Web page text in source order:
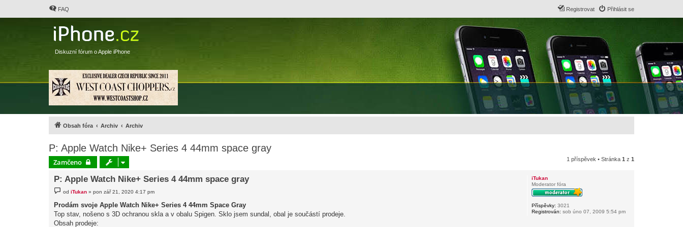
FAQ Přihlásit se
Registrovat
Diskuzní fórum o Apple iPhone
Obsah fóra Archiv Archiv
P: Apple Watch Nike+ Series 4 44mm space gray
Zamčeno 1 příspěvek • Stránka 1 z 1
iTukan
Moderator fóra
Příspěvky: 3021
Registrován: sob úno 07, 2009 5:54 pm
P: Apple Watch Nike+ Series 4 44mm space gray
s
p
ě
v
odiTukan »pon zář 21, 2020 4:17 pm
Prodám svoje Apple Watch Nike+ Series 4 44mm Space Gray
Top stav, nošeno s 3D ochranou skla a v obalu Spigen. Sklo jsem sundal, obal je součástí prodeje.
Obsah prodeje: